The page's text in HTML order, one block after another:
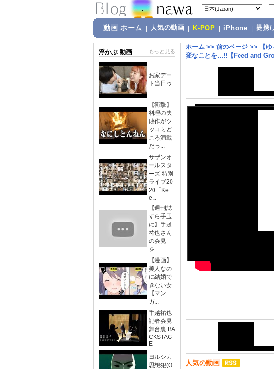
動画 ホーム 人気の動画 K-POP iPhone 提携/
浮かぶ 動画 もっと見る
お家デー
ト当日ゥ
【衝撃】
料理の失
敗作がツ
ッコミど
ころ満載
だっ...
サザンオ
ールスタ
ーズ 特別
ライブ20
20「Ke
e...
【週刊誌
すら手玉
に】手越
祐也さん
の会見
を...
【漫画】
美人なの
に結婚で
きない女
【マン
ガ...
手越祐也
記者会見
舞台裏 BA
CKSTAG
E
ヨルシカ -
思想犯(O
ホーム >> 前のページ >>
【
変なことを…!!【Feed and
人気の動画